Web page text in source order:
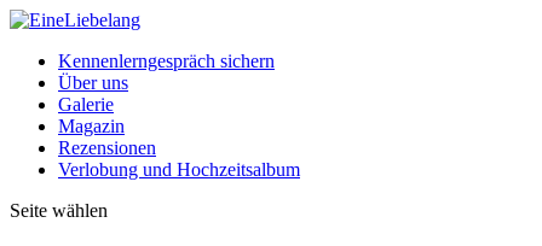
Kennenlerngespräch sichern
Über uns
Galerie
Magazin
Rezensionen
Verlobung und Hochzeitsalbum
Seite wählen